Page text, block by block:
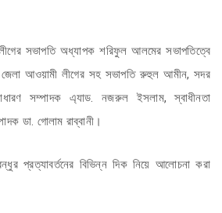
সভাপতি অধ্যাপক শরিফুল আলমের সভাপতিত্বে
জেলা আওয়ামী লীগের সহ সভাপতি রুহুল আমীন, সদর
সম্পাদক এ্যাড. নজরুল ইসলাম, স্বাধীনতা
ডা. গোলাম রাব্বানী।
প্রত্যাবর্তনের বিভিন্ন দিক নিয়ে আলোচনা করা